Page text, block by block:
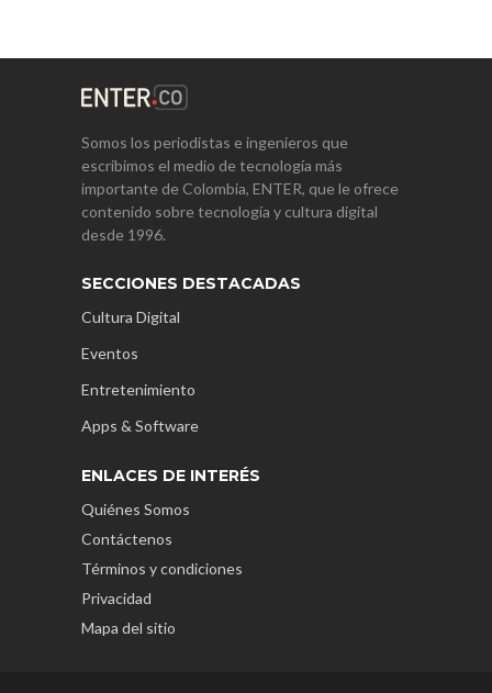
Somos los periodistas e ingenieros que
escribimos el medio de tecnología más
importante de Colombia, ENTER, que le ofrece
contenido sobre tecnología y cultura digital
desde 1996.
SECCIONES DESTACADAS
Cultura Digital
Eventos
Entretenimiento
Apps & Software
ENLACES DE INTERÉS
Quiénes Somos
Contáctenos
Términos y condiciones
Privacidad
Mapa del sitio